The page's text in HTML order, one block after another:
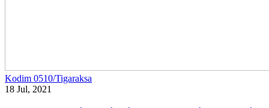
Kodim 0510/Tigaraksa
18 Jul, 2021